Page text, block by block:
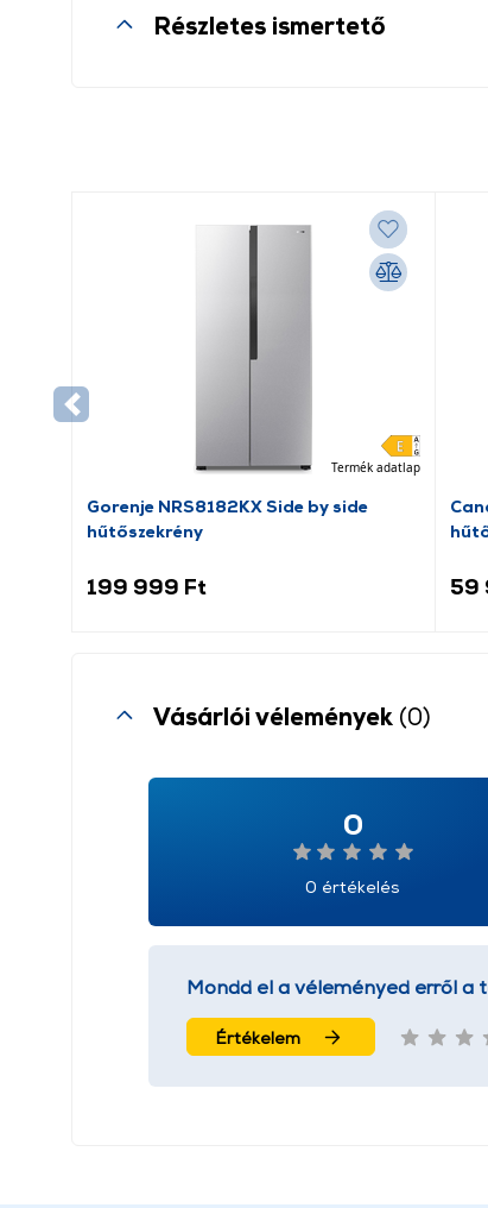
Részletes ismertető
Termék adatlap
Gorenje NRS8182KX Side by side
hűtőszekrény
199 999 Ft 59
Vásárlói vélemények (0)
0
0 értékelés
Mondd el a véleményed erről a
Értékelem